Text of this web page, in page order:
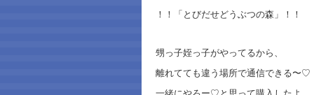
！！「とびだせどうぶつの森」！！
甥っ子姪っ子がやってるから、
離れてても違う場所で通信できる〜♡